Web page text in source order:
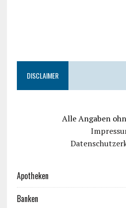
DISCLAIMER
Alle Angaben
Apotheken
Banken